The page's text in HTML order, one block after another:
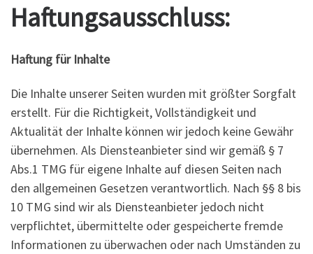
Haftungsausschluss:
Haftung für Inhalte
Die Inhalte unserer Seiten wurden mit größter Sorgfalt
erstellt. Für die Richtigkeit, Vollständigkeit und
Aktualität der Inhalte können wir jedoch keine Gewähr
übernehmen. Als Diensteanbieter sind wir gemäß § 7
Abs.1 TMG für eigene Inhalte auf diesen Seiten nach
den allgemeinen Gesetzen verantwortlich. Nach §§ 8 bis
10 TMG sind wir als Diensteanbieter jedoch nicht
verpflichtet, übermittelte oder gespeicherte fremde
Informationen zu überwachen oder nach Umständen zu